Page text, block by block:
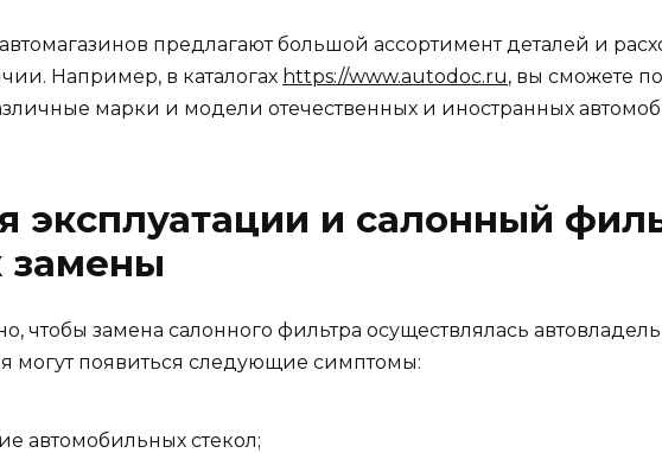
предлагают большой ассортимент деталей и
Например, в каталогах https://www.autodoc.ru, вы сможете
марки и модели отечественных и иностранных
эксплуатации и салонный
замены
чтобы замена салонного фильтра осуществлялась
могут появиться следующие симптомы:
автомобильных стекол;